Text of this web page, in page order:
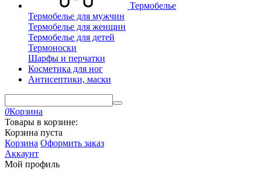
Термобелье
Термобелье для мужчин
Термобелье для женщин
Термобелье для детей
Термоноски
Шарфы и перчатки
Косметика для ног
Антисептики, маски
0Корзина
Товары в корзине:
Корзина пуста
Корзина Оформить заказ
Аккаунт
Мой профиль